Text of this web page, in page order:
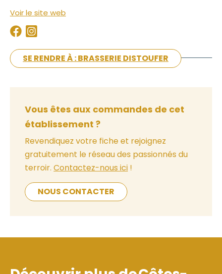
Voir le site web
SE RENDRE À : BRASSERIE DISTOUFER
Vous êtes aux commandes de cet
établissement ?
Revendiquez votre fiche et rejoignez
gratuitement le réseau des passionnés du
terroir. Contactez-nous ici !
NOUS CONTACTER